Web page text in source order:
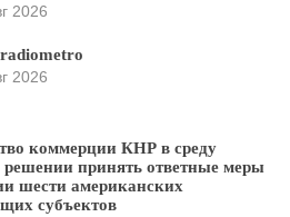
2026
2026
коммерции КНР в среду
решении принять ответные меры
шести американских
субъектов